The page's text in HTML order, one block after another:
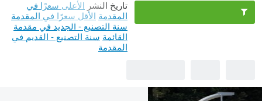
تاريخ النشر الأعلى سعرًا في
المقدمة الأقل سعرًا في المقدمة
سنة التصنيع - الجديد في مقدمة
القائمة سنة التصنيع - القديم في
المقدمة